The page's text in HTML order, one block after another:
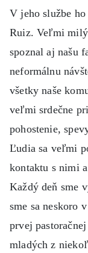
V jeho službe
Ruiz. Veľmi
spoznal aj našu
neformálnu
všetky naše
veľmi srdečne
pohostenie,
Ľudia sa veľmi
kontaktu s nimi
Každý deň sme
sme sa neskoro
prvej
mladých z